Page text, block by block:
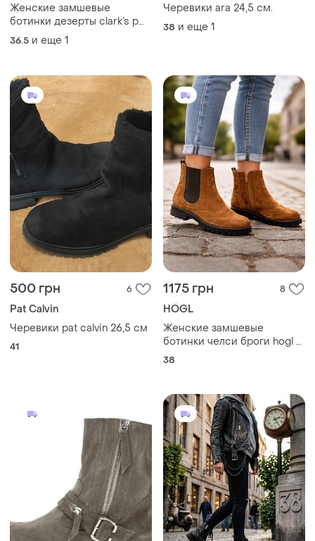
Женские замшевые
ботинки дезерты clark’s p
37( 23 см)
36.5 и еще 1
Черевики ara 24,5 см.
38 и еще 1
500 грн 6
Pat Calvin
Черевики pat calvin 26,5 см
41
1175 грн 8
HÖGL
Женские замшевые
ботинки челси броги hogl p
38
38